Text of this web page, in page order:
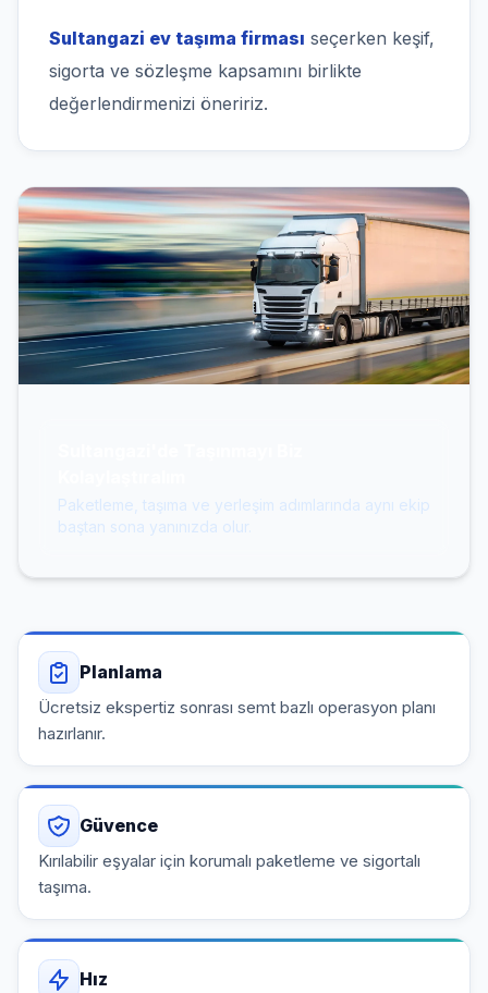
Sultangazi ev taşıma firması seçerken keşif,
sigorta ve sözleşme kapsamını birlikte
değerlendirmenizi öneririz.
Paketleme, taşıma ve yerleşim adımlarında aynı ekip
baştan sona yanınızda olur.
Planlama
Ücretsiz ekspertiz sonrası semt bazlı operasyon planı
hazırlanır.
Güvence
Kırılabilir eşyalar için korumalı paketleme ve sigortalı
taşıma.
Hız